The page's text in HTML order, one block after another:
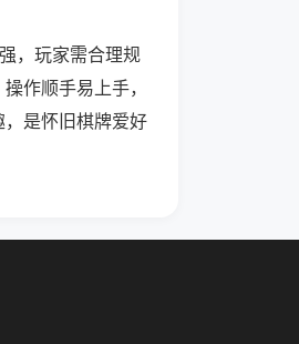
，玩家需合理规
作顺手易上手，
是怀旧棋牌爱好